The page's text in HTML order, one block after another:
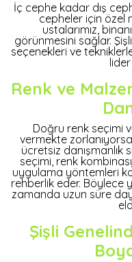
İç cephe kadar dış
cepheler için özel
ustalarımız,
görünmesini sağlar.
seçenekleri ve
Renk ve
Doğru renk seçimi
vermekte
ücretsiz danışmanlık
seçimi, renk
uygulama yöntemleri
rehberlik eder. Böylece
zamanda uzun süre
Şişli